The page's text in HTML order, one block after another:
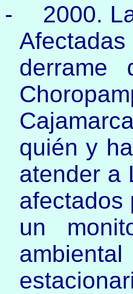
-
2000.
derrame
quién y
atender a
afectados
un